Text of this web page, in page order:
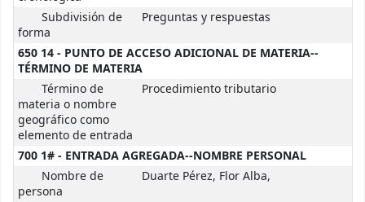
Subdivisión de
forma
Preguntas y respuestas
650 14 - PUNTO DE ACCESO ADICIONAL DE MATERIA--
TÉRMINO DE MATERIA
Término de
materia o nombre
geográfico como
elemento de entrada
Procedimiento tributario
700 1# - ENTRADA AGREGADA--NOMBRE PERSONAL
Nombre de
persona
Duarte Pérez, Flor Alba,